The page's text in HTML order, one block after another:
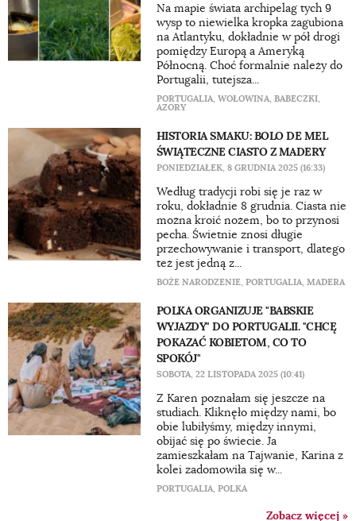
Na mapie świata archipelag tych 9
wysp to niewielka kropka zagubiona
na Atlantyku, dokładnie w pół drogi
pomiędzy Europą a Ameryką
Północną. Choć formalnie należy do
Portugalii, tutejsza...
PORTUGALIA, WOŁOWINA, BABECZKI,
AZORY
HISTORIA SMAKU: BOLO DE MEL
ŚWIĄTECZNE CIASTO Z MADERY
PONIEDZIAŁEK, 8 GRUDNIA 2025 (16:33)
Według tradycji robi się je raz w
roku, dokładnie 8 grudnia. Ciasta nie
można kroić nożem, bo to przynosi
pecha. Świetnie znosi długie
przechowywanie i transport, dlatego
też jest jedną z...
BOŻE NARODZENIE, PORTUGALIA, MADERA
POLKA ORGANIZUJE "BABSKIE
WYJAZDY" DO PORTUGALII. "CHCĘ
POKAZAĆ KOBIETOM, CO TO
SPOKÓJ"
SOBOTA, 22 LISTOPADA 2025 (10:41)
Z Karen poznałam się jeszcze na
studiach. Kliknęło między nami, bo
obie lubiłyśmy, między innymi,
obijać się po świecie. Ja
zamieszkałam na Tajwanie, Karina z
kolei zadomowiła się w...
PORTUGALIA, POLKA
Zobacz więcej »